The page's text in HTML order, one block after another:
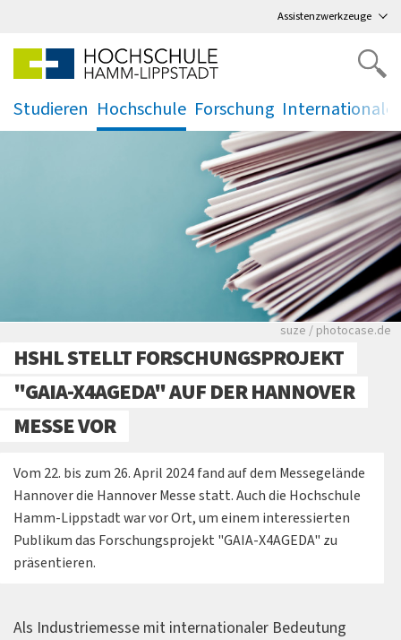
Assistenzwerkzeuge
Studieren
.
Hochschule
.
Forschung
. .
Viele Zeitungen.
suze / photocase.de
HSHL STELLT FORSCHUNGSPROJEKT
"GAIA-X4AGEDA" AUF DER HANNOVER
MESSE VOR
Vom 22. bis zum 26. April 2024 fand auf dem Messegelände
Hannover die Hannover Messe statt. Auch die Hochschule
Hamm-Lippstadt war vor Ort, um einem interessierten
Publikum das Forschungsprojekt "GAIA-X4AGEDA" zu
präsentieren.
Als Industriemesse mit internationaler Bedeutung